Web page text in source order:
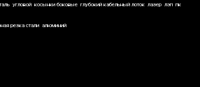
угловой косынки боковые глубокий кабельный лоток лазер лэп пк
резка стали алюминий